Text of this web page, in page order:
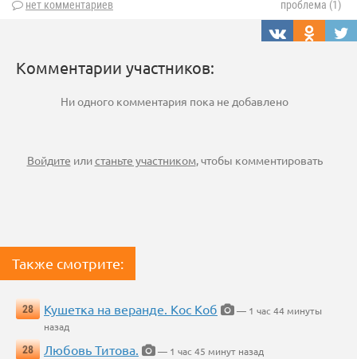
нет комментариев
проблема (1)
Комментарии участников:
Ни одного комментария пока не добавлено
Войдите илистаньте участником, чтобы комментировать
Также смотрите:
28 Кушетка на веранде. Кос Коб
— 1 час 44 минуты
назад
28
Любовь Титова.
— 1 час 45 минут назад